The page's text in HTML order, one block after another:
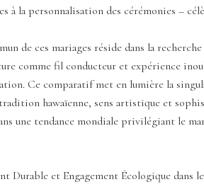
à la personnalisation des cérémonies –
de ces mariages réside dans la
comme fil conducteur et expérience
Ce comparatif met en lumière la
hawaïenne, sens artistique et
une tendance mondiale privilégiant le
Durable et Engagement Écologique dans